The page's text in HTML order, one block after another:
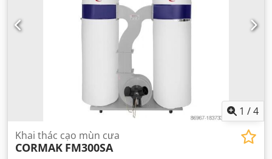
1 /4
Khai thác cạo mùn cưa
CORMAK FM300SA